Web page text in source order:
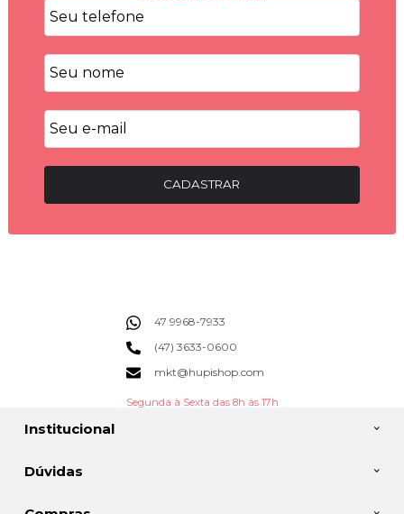
CADASTRAR
Institucional
Dúvidas
47 9968-7933
(47) 3633-0600
mkt@hupishop.com
Segunda à Sexta das 8h às 17h